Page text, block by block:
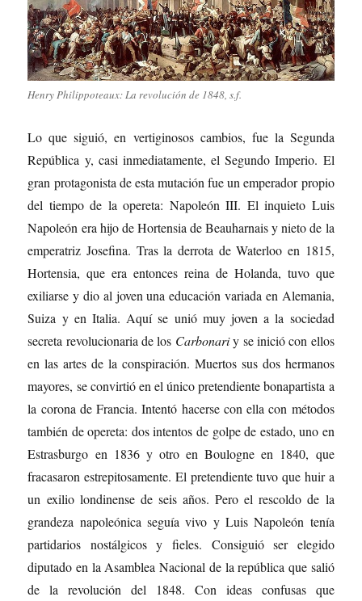
Henry Philippoteaux: La revolución de 1848, s.f.
Lo que siguió, en vertiginosos cambios, fue la Segunda
República y, casi inmediatamente, el Segundo Imperio. El
gran protagonista de esta mutación fue un emperador propio
del tiempo de la opereta: Napoleón III. El inquieto Luis
Napoleón era hijo de Hortensia de Beauharnais y nieto de la
emperatriz Josefina. Tras la derrota de Waterloo en 1815,
Hortensia, que era entonces reina de Holanda, tuvo que
exiliarse y dio al joven una educación variada en Alemania,
Suiza y en Italia. Aquí se unió muy joven a la sociedad
secreta revolucionaria de los Carbonariy se inició con ellos
en las artes de la conspiración. Muertos sus dos hermanos
mayores, se convirtió en el único pretendiente bonapartista a
la corona de Francia. Intentó hacerse con ella con métodos
también de opereta: dos intentos de golpe de estado, uno en
Estrasburgo en 1836 y otro en Boulogne en 1840, que
fracasaron estrepitosamente. El pretendiente tuvo que huir a
un exilio londinense de seis años. Pero el rescoldo de la
grandeza napoleónica seguía vivo y Luis Napoleón tenía
partidarios nostálgicos y fieles. Consiguió ser elegido
diputado en la Asamblea Nacional de la república que salió
de la revolución del 1848. Con ideas confusas que